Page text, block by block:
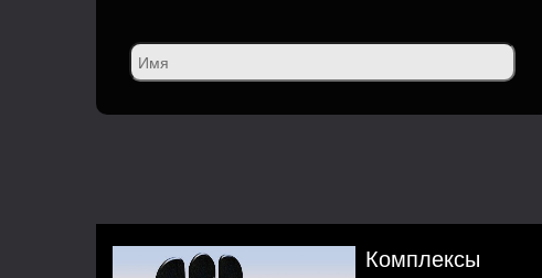
Комплексы